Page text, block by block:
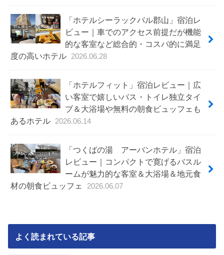
「ホテルシーラックパル郡山」宿泊レ
ビュー｜車でのアクセス前提だが機能
的な客室など総合的・コスパ的に満足
度の高いホテル
2026.06.28
「ホテルフィット」宿泊レビュー｜広
い客室で嬉しいバス・トイレ独立タイ
プ＆大浴場や無料の朝食ビュッフェも
あるホテル
2026.06.14
「つくばの湯 アーバンホテル」宿泊
レビュー｜コンパクトで寛げるバスル
ームが魅力的な客室＆大浴場＆地元食
材の朝食ビュッフェ
2026.06.07
よく読まれている記事